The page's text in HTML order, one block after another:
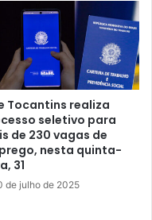
Tocantins realiza
seletivo para
de 230 vagas de
nesta quinta-
31
de julho de 2025